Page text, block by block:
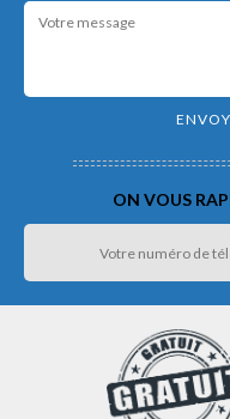
ON VOUS